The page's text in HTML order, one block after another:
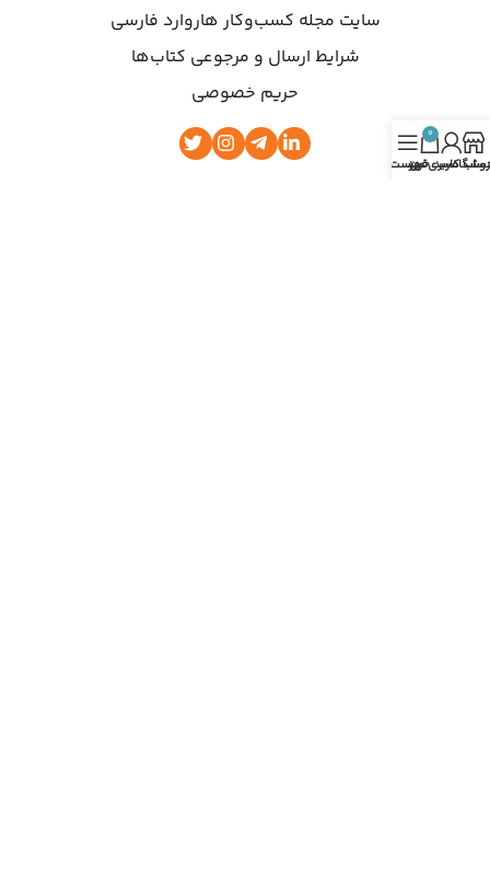
سایت مجله کسب‌وکار هاروارد فارسی
شرایط ارسال و مرجوعی کتاب‌ها
حریم خصوصی
کاربری من
0
سبد خرید
فهرست